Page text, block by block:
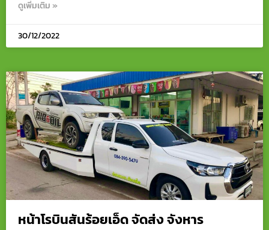
ดูเพิ่มเติม »
30/12/2022
หน้าโรบินสันร้อยเอ็ด จัดส่ง จังหาร